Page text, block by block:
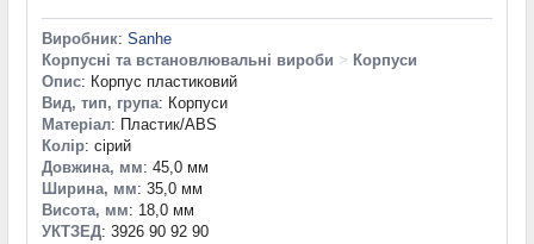
Виробник: Sanhe
Корпусні та встановлювальні вироби > Корпуси
Опис: Корпус пластиковий
Вид, тип, група: Корпуси
Матеріал: Пластик/ABS
Колір: сірий
Довжина, мм: 45,0 мм
Ширина, мм: 35,0 мм
Висота, мм: 18,0 мм
УКТЗЕД: 3926 90 92 90